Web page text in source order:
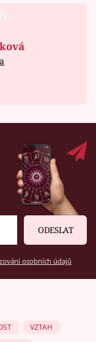
ODESLAT
osobních údajů
VZTAH